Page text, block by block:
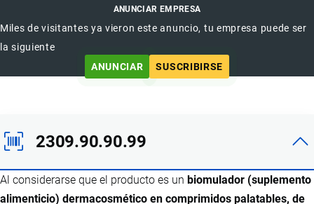
ANUNCIAR EMPRESA
Miles de visitantes ya vieron este anuncio, tu empresa puede ser
la siguiente
ANUNCIAR
SUSCRIBIRSE
2309.90.90.99
Al considerarse que el producto es un biomulador (suplemento
alimenticio) dermacosmético en comprimidos palatables, de